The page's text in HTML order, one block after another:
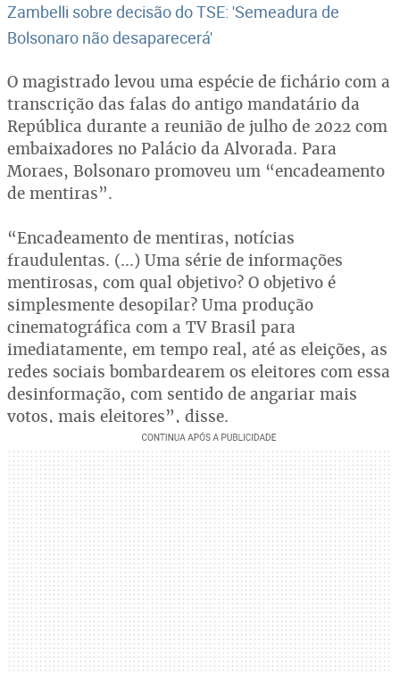
Zambelli sobre decisão do TSE: 'Semeadura de
Bolsonaro não desaparecerá'
O magistrado levou uma espécie de fichário com a
transcrição das falas do antigo mandatário da
República durante a reunião de julho de 2022 com
embaixadores no Palácio da Alvorada. Para
Moraes, Bolsonaro promoveu um “encadeamento
de mentiras”.
“Encadeamento de mentiras, notícias
fraudulentas. (...) Uma série de informações
mentirosas, com qual objetivo? O objetivo é
simplesmente desopilar? Uma produção
cinematográfica com a TV Brasil para
imediatamente, em tempo real, até as eleições, as
redes sociais bombardearem os eleitores com essa
desinformação, com sentido de angariar mais
votos, mais eleitores”, disse.